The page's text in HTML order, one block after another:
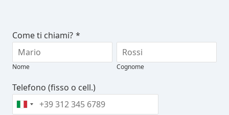
Come ti chiami? *
Nome Cognome
Telefono (fisso o cell.)